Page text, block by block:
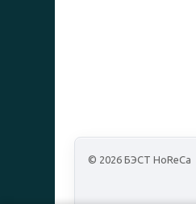
© 2026 БЭСТ HoReCa